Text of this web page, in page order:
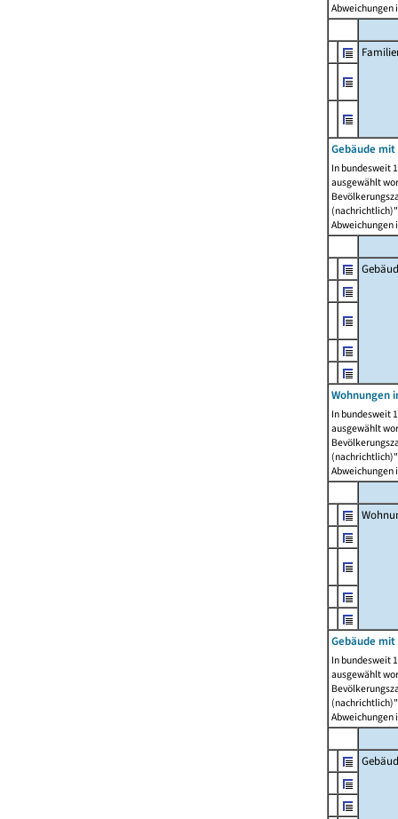
Abweichungen
Gebäude
In bundesweit
ausgewählt
Abweichungen
Wohnungen
In bundesweit
ausgewählt
Abweichungen
Gebäude
In bundesweit
ausgewählt
Abweichungen